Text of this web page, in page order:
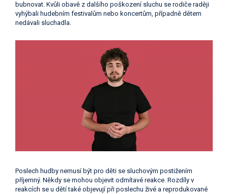
bubnovat. Kvůli obavě z dalšího poškození sluchu se rodiče raději
vyhýbali hudebním festivalům nebo koncertům, případně dětem
nedávali sluchadla.
Poslech hudby nemusí být pro děti se sluchovým postižením
příjemný. Někdy se mohou objevit odmítavé reakce. Rozdíly v
reakcích se u dětí také objevují při poslechu živé a reprodukované